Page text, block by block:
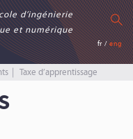
d’ingénierie
et numérique
fr / eng
Taxe d’apprentissage